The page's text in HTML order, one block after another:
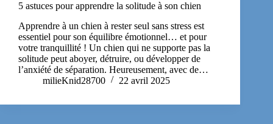
5 astuces pour apprendre la solitude à son chien
Apprendre à un chien à rester seul sans stress est
essentiel pour son équilibre émotionnel… et pour
votre tranquillité ! Un chien qui ne supporte pas la
solitude peut aboyer, détruire, ou développer de
l’anxiété de séparation. Heureusement, avec de…
milieKnid28700
22 avril 2025